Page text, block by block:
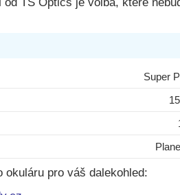
Super
okuláru pro váš dalekohled: